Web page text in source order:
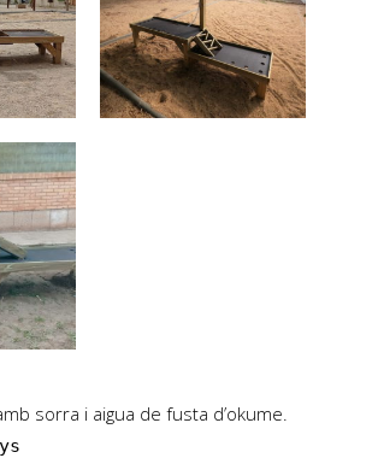
sorra i aigua de fusta d’okume.